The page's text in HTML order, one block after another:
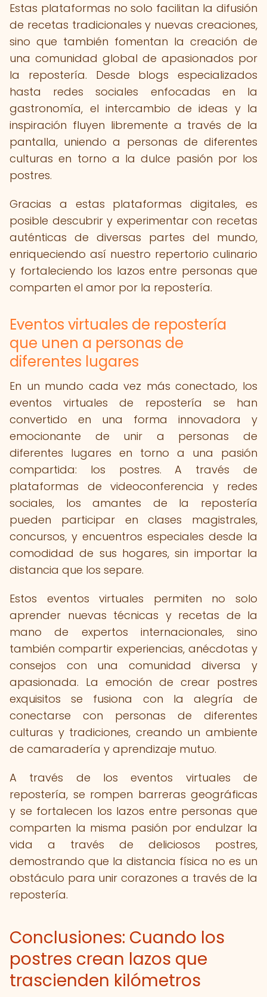
Estas plataformas no solo facilitan la difusión
de recetas tradicionales y nuevas creaciones,
sino que también fomentan la creación de
una comunidad global de apasionados por
la repostería. Desde blogs especializados
hasta redes sociales enfocadas en la
gastronomía, el intercambio de ideas y la
inspiración fluyen libremente a través de la
pantalla, uniendo a personas de diferentes
culturas en torno a la dulce pasión por los
postres.
Gracias a estas plataformas digitales, es
posible descubrir y experimentar con recetas
auténticas de diversas partes del mundo,
enriqueciendo así nuestro repertorio culinario
y fortaleciendo los lazos entre personas que
comparten el amor por la repostería.
Eventos virtuales de repostería
que unen a personas de
diferentes lugares
En un mundo cada vez más conectado, los
eventos virtuales de repostería se han
convertido en una forma innovadora y
emocionante de unir a personas de
diferentes lugares en torno a una pasión
compartida: los postres. A través de
plataformas de videoconferencia y redes
sociales, los amantes de la repostería
pueden participar en clases magistrales,
concursos, y encuentros especiales desde la
comodidad de sus hogares, sin importar la
distancia que los separe.
Estos eventos virtuales permiten no solo
aprender nuevas técnicas y recetas de la
mano de expertos internacionales, sino
también compartir experiencias, anécdotas y
consejos con una comunidad diversa y
apasionada. La emoción de crear postres
exquisitos se fusiona con la alegría de
conectarse con personas de diferentes
culturas y tradiciones, creando un ambiente
de camaradería y aprendizaje mutuo.
A través de los eventos virtuales de
repostería, se rompen barreras geográficas
y se fortalecen los lazos entre personas que
comparten la misma pasión por endulzar la
vida a través de deliciosos postres,
demostrando que la distancia física no es un
obstáculo para unir corazones a través de la
repostería.
Conclusiones: Cuando los
postres crean lazos que
trascienden kilómetros